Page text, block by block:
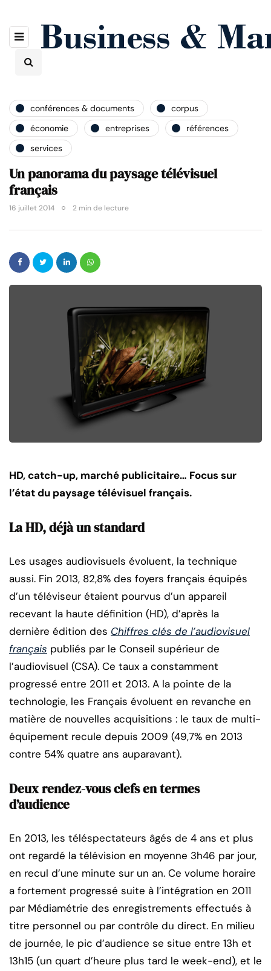
conférences & documents
corpus
économie
entreprises
références
services
Un panorama du paysage télévisuel
français
16 juillet 2014 2 min de lecture
HD, catch-up, marché publicitaire… Focus sur
l’état du paysage télévisuel français.
La HD, déjà un standard
Les usages audiovisuels évoluent, la technique
aussi. Fin 2013, 82,8% des foyers français équipés
d’un téléviseur étaient pourvus d’un appareil
recevant la haute définition (HD), d’après la
dernière édition des Chiffres clés de l’audiovisuel
français publiés par le Conseil supérieur de
l’audiovisuel (CSA). Ce taux a constamment
progressé entre 2011 et 2013. A la pointe de la
technologie, les Français évoluent en revanche en
matière de nouvelles acquisitions : le taux de multi-
équipement recule depuis 2009 (49,7% en 2013
contre 54% quatre ans auparavant).
Deux rendez-vous clefs en termes
d’audience
En 2013, les téléspectateurs âgés de 4 ans et plus
ont regardé la télévision en moyenne 3h46 par jour,
en recul d’une minute sur un an. Ce volume horaire
a fortement progressé suite à l’intégration en 2011
par Médiamétrie des enregistrements effectués à
titre personnel ou par contrôle du direct. En milieu
de journée, le pic d’audience se situe entre 13h et
13h15 (un quart d’heure plus tard le week-end), et le